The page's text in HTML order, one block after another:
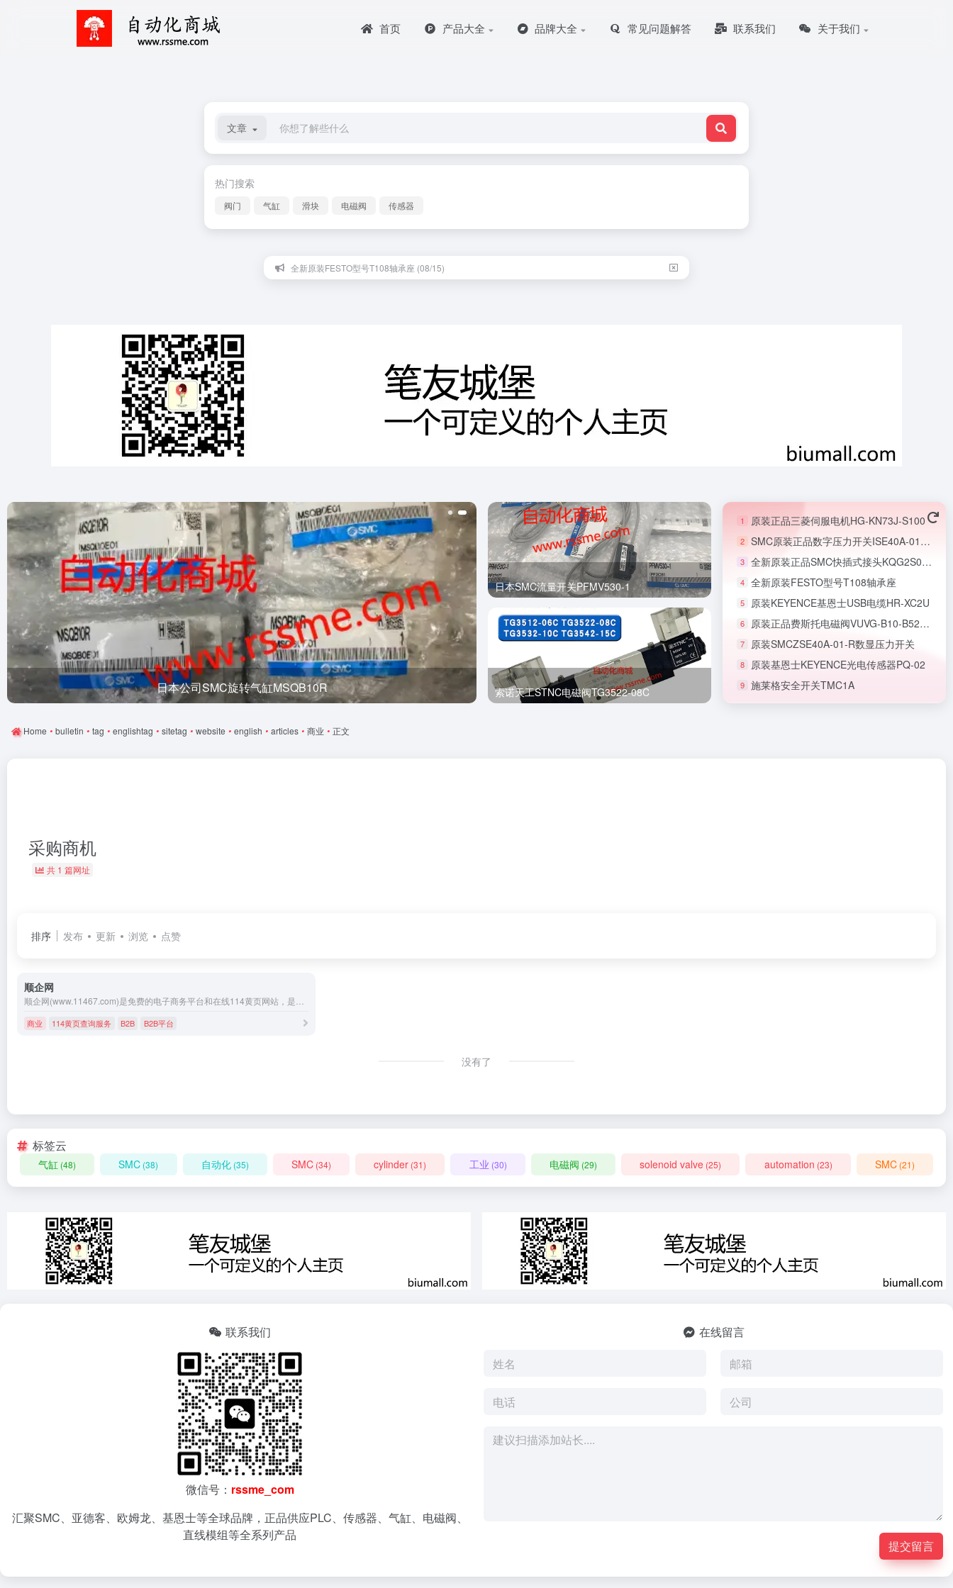
首页 产品大全 品牌大全 常见问题解答 联系我们 关于我们
文章
热门搜索
阀门 气缸 滑块 电磁阀 传感器
全新原装FESTO型号T108轴承座 (08/15)
日本公司SMC旋转气缸MSQB10R 全新正品SMC节流阀AS1201F-M5-06A
日本SMC流量开关PFMV530-1
索诺天工STNC电磁阀TG3522-08C
1 原装正品三菱伺服电机HG-KN73J-S100
2 SMC原装正品数字压力开关ISE40A-01-R-X501
3 全新原装正品SMC快插式接头KQG2S06-M5
4 全新原装FESTO型号T108轴承座
5 原装KEYENCE基恩士USB电缆HR-XC2U
6 原装正品费斯托电磁阀VUVG-B10-B52-ZT-F-1T1L
7 原装SMCZSE40A-01-R数显压力开关
8 原装基恩士KEYENCE光电传感器PQ-02
9 施莱格安全开关TMC1A
Home • bulletin • tag • englishtag • sitetag • website • english • articles • 商业 • 正文
采购商机
共 1 篇网址
排序 发布 更新 浏览 点赞
顺企网
商业 114黄页查询服务 B2B B2B平台
没有了
标签云
气缸 (48) SMC (38) 自动化(35) SMC (34) cylinder (31) 工业 (30) 电磁阀 (29) solenoid valve (25) automation (23) SMC(21)
联系我们
微信号： rssme_com
汇聚SMC、亚德客、欧姆龙、基恩士等全球品牌，正品供应PLC、传感器、气缸、电磁阀、
直线模组等全系列产品
在线留言
提交留言